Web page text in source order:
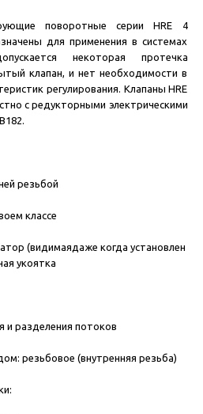
поворотные серии HRE 4
для применения в системах
некоторая протечка
клапан, и нет необходимости в
регулирования. Клапаны HRE
с редукторными электрическими
резьбой
классе
(видимаядаже когда установлен
укоятка
и разделения потоков
резьбовое (внутренняя резьба)